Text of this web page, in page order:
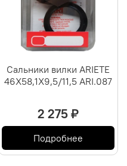
Сальники вилки ARIETE
46X58,1X9,5/11,5 ARI.087
2 275 ₽
Подробнее